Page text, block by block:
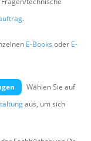
.
E-Books oder E-
Wählen Sie auf
aus, um sich